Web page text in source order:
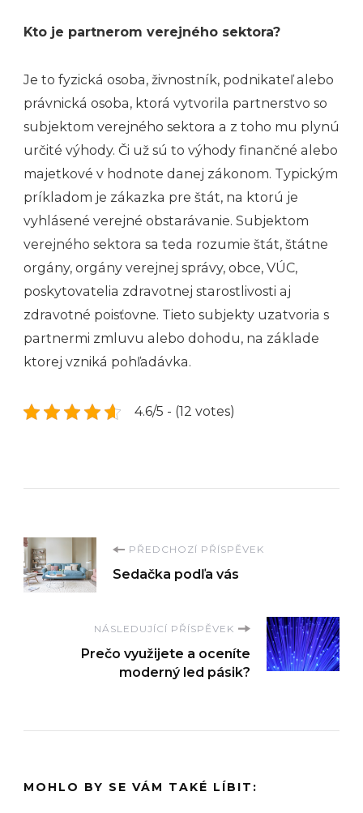
Kto je partnerom verejného sektora?
Je to fyzická osoba, živnostník, podnikateľ alebo
právnická osoba, ktorá vytvorila partnerstvo so
subjektom verejného sektora a z toho mu plynú
určité výhody. Či už sú to výhody finančné alebo
majetkové v hodnote danej zákonom. Typickým
príkladom je zákazka pre štát, na ktorú je
vyhlásené verejné obstarávanie. Subjektom
verejného sektora sa teda rozumie štát, štátne
orgány, orgány verejnej správy, obce, VÚC,
poskytovatelia zdravotnej starostlivosti aj
zdravotné poisťovne. Tieto subjekty uzatvoria s
partnermi zmluvu alebo dohodu, na základe
ktorej vzniká pohľadávka.
4.6/5 - (12 votes)
Navigace
příspěvku
PŘEDCHOZÍ PŘÍSPĚVEK
Sedačka podľa vás
NÁSLEDUJÍCÍ PŘÍSPĚVEK
Prečo využijete a oceníte
moderný led pásik?
MOHLO BY SE VÁM TAKÉ LÍBIT: